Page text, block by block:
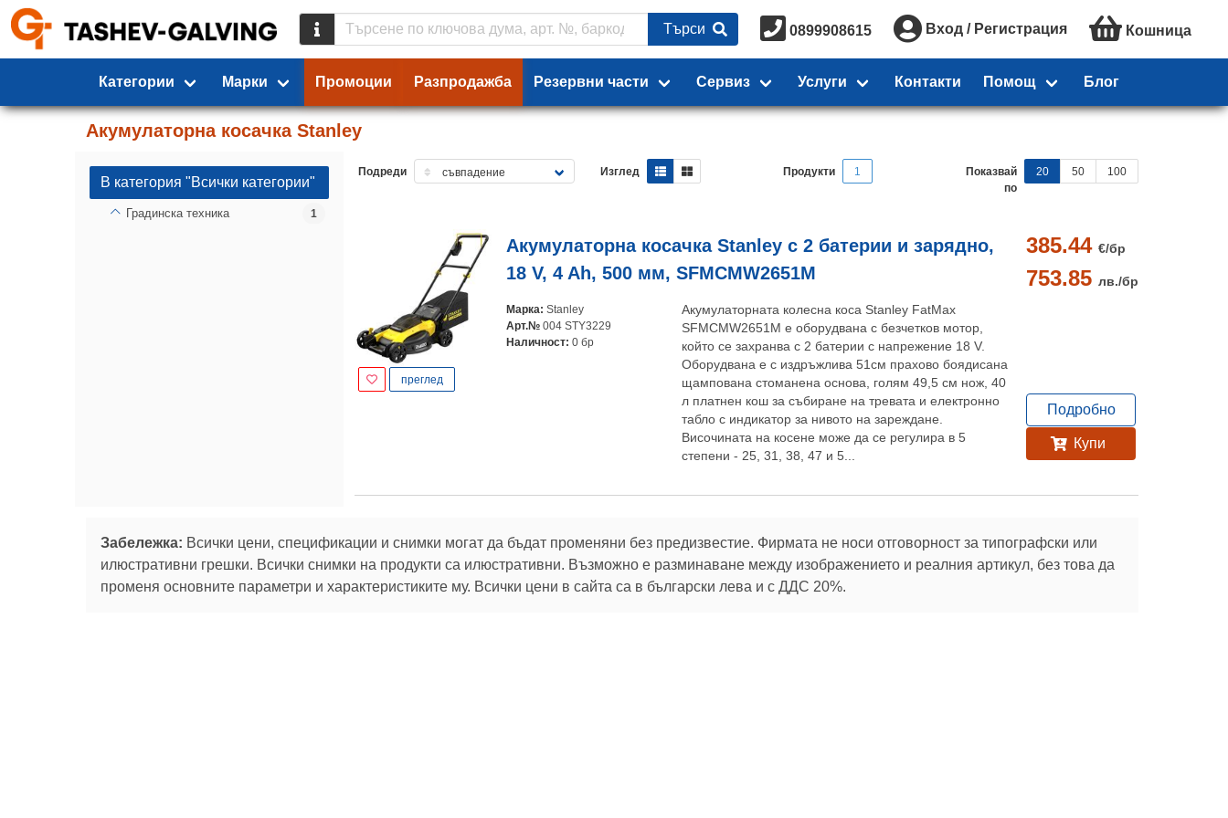
Търси 0899908615 Вход / Регистрация Кошница
Категории Марки Промоции Разпродажба Резервни части Сервиз Услуги Контакти Помощ Блог
Акумулаторна косачка Stanley
В категория "Всички категории"
Градинска техника 1
Подреди Изглед Продукти 1
Показвай
по
20 50 100
преглед
Акумулаторна косачка Stanley с 2 батерии и зарядно,
18 V, 4 Ah, 500 мм, SFMCMW2651M
Марка: Stanley
Арт.№ 004 STY3229
Наличност: 0 бр
Акумулаторната колесна коса Stanley FatMax
SFMCMW2651M е оборудвана с безчетков мотор,
който се захранва с 2 батерии с напрежение 18 V.
Оборудвана е с издръжлива 51см прахово боядисана
щампована стоманена основа, голям 49,5 см нож, 40
л платнен кош за събиране на тревата и електронно
табло с индикатор за нивото на зареждане.
Височината на косене може да се регулира в 5
степени - 25, 31, 38, 47 и 5...
385.44 €/бр
753.85 лв./бр
Подробно
Купи
Забележка: Всички цени, спецификации и снимки могат да бъдат променяни без предизвестие. Фирмата не носи отговорност за типографски или
илюстративни грешки. Всички снимки на продукти са илюстративни. Възможно е разминаване между изображението и реалния артикул, без това да
променя основните параметри и характеристиките му. Всички цени в сайта са в български лева и с ДДС 20%.